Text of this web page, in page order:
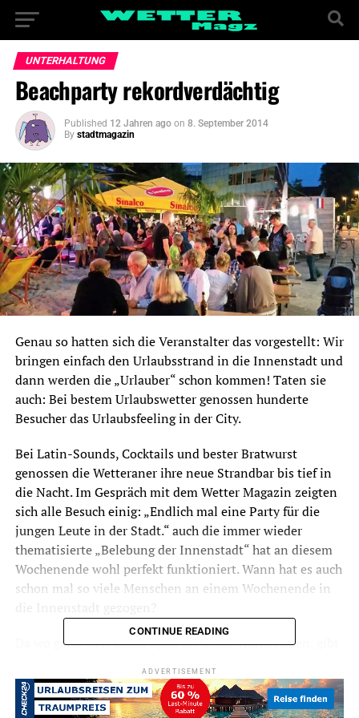
UNTERHALTUNG
Beachparty rekordverdächtig
Published 12 Jahren ago on 8. September 2014
By stadtmagazin
Genau so hatten sich die Veranstalter das vorgestellt: Wir
bringen einfach den Urlaubsstrand in die Innenstadt und
dann werden die „Urlauber“ schon kommen! Taten sie
auch: Bei bestem Urlaubswetter genossen hunderte
Besucher das Urlaubsfeeling in der City.
Bei Latin-Sounds, Cocktails und bester Bratwurst
genossen die Wetteraner ihre neue Strandbar bis tief in
die Nacht. Im Gespräch mit dem Wetter Magazin zeigten
sich alle Besuch einig: „Endlich mal eine Party für die
jungen Leute in der Stadt.“ auch die immer wieder
thematisierte „Belebung der Innenstadt“ hat an diesem
Wochenende wohl perfekt funktioniert. Wann hat es auch
schon mal so viele Menschen an einem Wochenende in
Da wo ganz viele Leute Spaß bis in die Nacht haben, gibt
finden, dass sie gleich zum Spielverderber werden. So
war es wohl auch am Samstagabend, als ein Anwohner
CONTINUE READING
ADVERTISEMENT